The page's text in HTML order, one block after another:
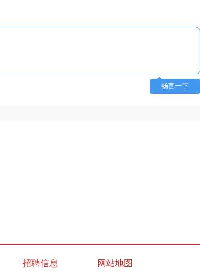
畅言一下
招聘信息 网站地图